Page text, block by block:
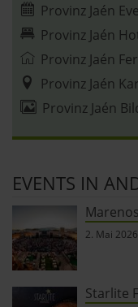
Provinz Jaén
Provinz Jaén
Provinz Jaén
Provinz Jaén
Provinz Jaén
EVENTS IN
2. Mai 2026
Starlite